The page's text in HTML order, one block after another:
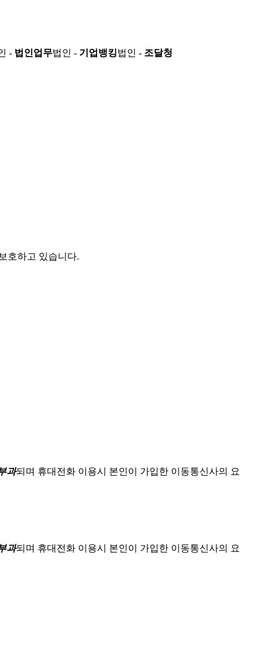
- 법인업무법인 - 기업뱅킹법인 - 조달청
호하고 있습니다.
과되며 휴대전화 이용시 본인이 가입한 이동통신사의 요
과되며 휴대전화 이용시 본인이 가입한 이동통신사의 요